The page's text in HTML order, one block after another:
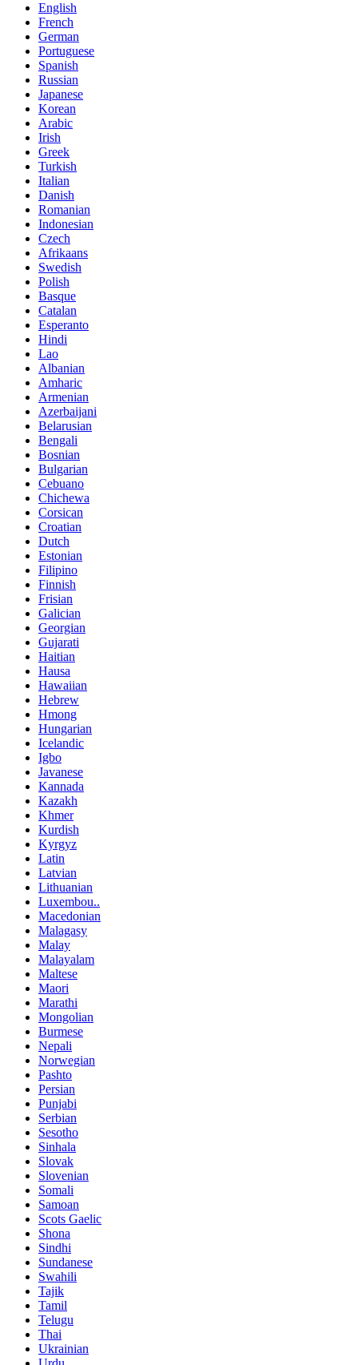
English
French
German
Portuguese
Spanish
Russian
Japanese
Korean
Arabic
Irish
Greek
Turkish
Italian
Danish
Romanian
Indonesian
Czech
Afrikaans
Swedish
Polish
Basque
Catalan
Esperanto
Hindi
Lao
Albanian
Amharic
Armenian
Azerbaijani
Belarusian
Bengali
Bosnian
Bulgarian
Cebuano
Chichewa
Corsican
Croatian
Dutch
Estonian
Filipino
Finnish
Frisian
Galician
Georgian
Gujarati
Haitian
Hausa
Hawaiian
Hebrew
Hmong
Hungarian
Icelandic
Igbo
Javanese
Kannada
Kazakh
Khmer
Kurdish
Kyrgyz
Latin
Latvian
Lithuanian
Luxembou..
Macedonian
Malagasy
Malay
Malayalam
Maltese
Maori
Marathi
Mongolian
Burmese
Nepali
Norwegian
Pashto
Persian
Punjabi
Serbian
Sesotho
Sinhala
Slovak
Slovenian
Somali
Samoan
Scots Gaelic
Shona
Sindhi
Sundanese
Swahili
Tajik
Tamil
Telugu
Thai
Ukrainian